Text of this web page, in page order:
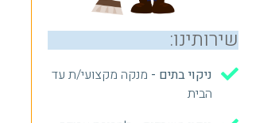
שירותינו:
ניקוי בתים - מנקה מקצועי/ת עד
הבית